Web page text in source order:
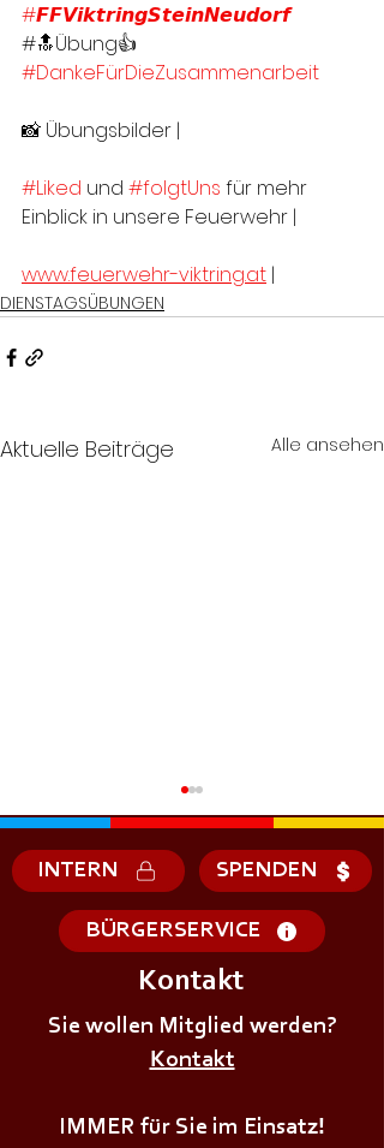
#𝙁𝙁𝙑𝙞𝙠𝙩𝙧𝙞𝙣𝙜𝙎𝙩𝙚𝙞𝙣𝙉𝙚𝙪𝙙𝙤𝙧𝙛
#🔝Übung👍
#DankeFürDieZusammenarbeit
📸 Übungsbilder |
#Liked und #folgtUns für mehr
Einblick in unsere Feuerwehr |
www.feuerwehr-viktring.at |
DIENSTAGSÜBUNGEN
Aktuelle Beiträge Alle ansehen
+++𝗗𝗜𝗘𝗡𝗦𝗧𝗔𝗚𝗦Ü𝗕𝗨𝗡𝗚+++
INTERN SPENDEN
BÜRGERSERVICE
Kontakt
Sie wollen Mitglied werden?
Kontakt
IMMER für Sie im Einsatz!